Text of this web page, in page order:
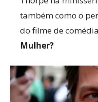
também como o
do filme de comédia
Mulher?